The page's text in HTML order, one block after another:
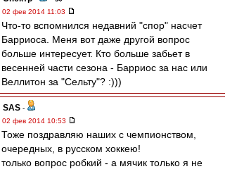
02 фев 2014 11:03
Что-то вспомнился недавний "спор" насчет
Барриоса. Меня вот даже другой вопрос
больше интересует. Кто больше забьет в
весенней части сезона - Барриос за нас или
Веллитон за "Сельту"? :)))
SAS -
02 фев 2014 10:53
Тоже поздравляю наших с чемпионством,
очередных, в русском хоккею!
только вопрос робкий - а мячик только я не